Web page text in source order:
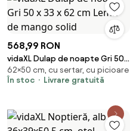
568,99 RON
vidaXL Dulap de noapte Gri 50 x
33 x 62 cm Lemn de mango
solid
62×50 cm, cu sertar, cu picioare
În stoc
Livrare gratuită